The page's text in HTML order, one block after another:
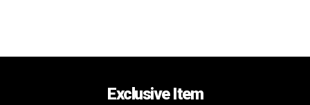
Exclusive Item